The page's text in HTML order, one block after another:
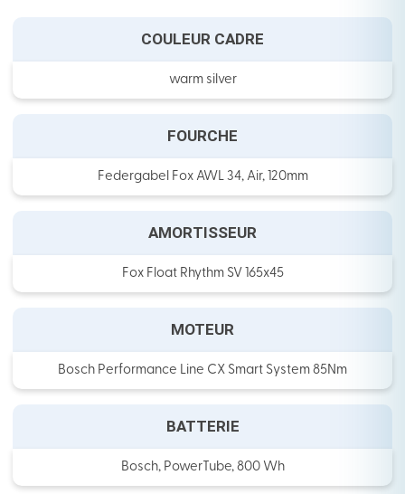
COULEUR CADRE
warm silver
FOURCHE
Federgabel Fox AWL 34, Air, 120mm
AMORTISSEUR
Fox Float Rhythm SV 165x45
MOTEUR
Bosch Performance Line CX Smart System 85Nm
BATTERIE
Bosch, PowerTube, 800 Wh